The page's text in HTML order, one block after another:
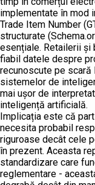
implementate în mod
Trade Item Number
structurate
esențiale. Retailerii și
fiabil datele despre
recunoscute pe scară
sistemelor de
mai ușor de
inteligență artificială.
Implicația este că
necesita probabil
riguroase decât cele
în prezent. Aceasta
standardizare care
reglementare -